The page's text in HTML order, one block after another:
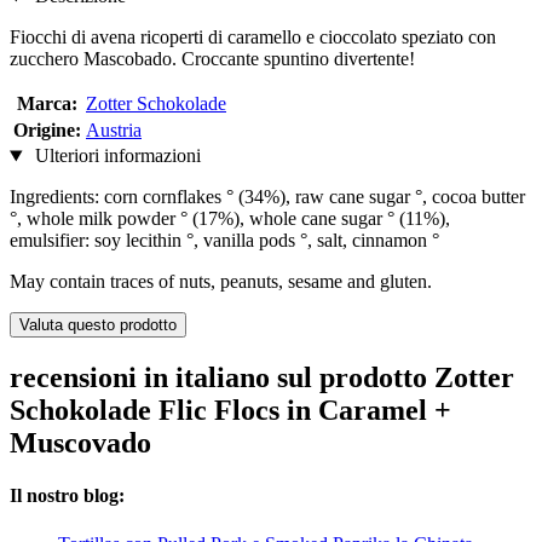
Fiocchi di avena ricoperti di caramello e cioccolato speziato con
zucchero Mascobado. Croccante spuntino divertente!
Marca: Zotter Schokolade
Origine: Austria
Ulteriori informazioni
Ingredients: corn cornflakes ° (34%), raw cane sugar °, cocoa butter
°, whole milk powder ° (17%), whole cane sugar ° (11%),
emulsifier: soy lecithin °, vanilla pods °, salt, cinnamon °
May contain traces of nuts, peanuts, sesame and gluten.
Valuta questo prodotto
recensioni in italiano sul prodotto Zotter
Schokolade Flic Flocs in Caramel +
Muscovado
Il nostro blog: